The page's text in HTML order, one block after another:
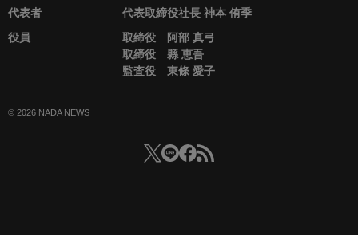
代表者
代表取締役社長 神本 侑季
役員
取締役 阿部 真弓
取締役 縣 恵吾
監査役 東條 愛子
© 2026 NADA NEWS